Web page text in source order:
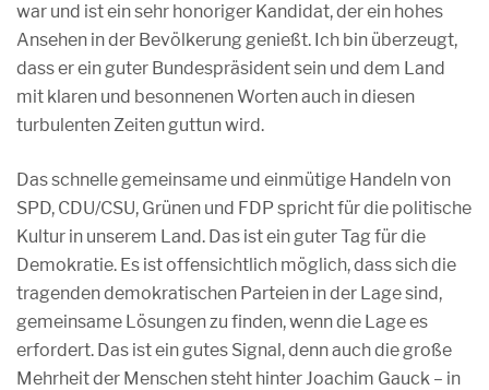
war und ist ein sehr honoriger Kandidat, der ein hohes
Ansehen in der Bevölkerung genießt. Ich bin überzeugt,
dass er ein guter Bundespräsident sein und dem Land
mit klaren und besonnenen Worten auch in diesen
turbulenten Zeiten guttun wird.
Das schnelle gemeinsame und einmütige Handeln von
SPD, CDU/CSU, Grünen und FDP spricht für die politische
Kultur in unserem Land. Das ist ein guter Tag für die
Demokratie. Es ist offensichtlich möglich, dass sich die
tragenden demokratischen Parteien in der Lage sind,
gemeinsame Lösungen zu finden, wenn die Lage es
erfordert. Das ist ein gutes Signal, denn auch die große
Mehrheit der Menschen steht hinter Joachim Gauck – in